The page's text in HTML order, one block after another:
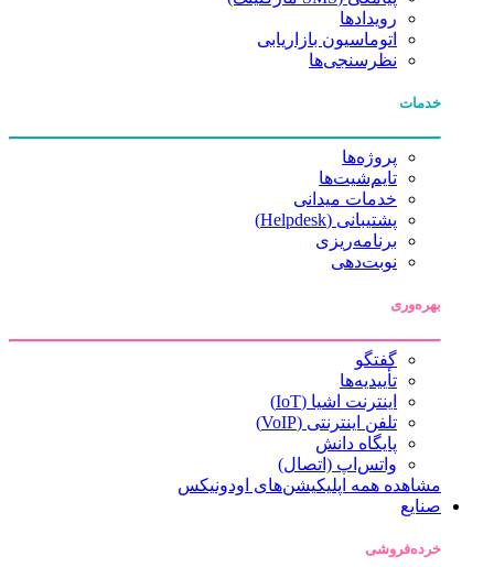
رویدادها
اتوماسیون بازاریابی
نظرسنجی‌ها
خدمات
پروژه‌ها
تایم‌شیت‌ها
خدمات میدانی
پشتیبانی (Helpdesk)
برنامه‌ریزی
نوبت‌دهی
بهره‌وری
گفتگو
تأییدیه‌ها
اینترنت اشیا (IoT)
تلفن اینترنتی (VoIP)
پایگاه دانش
واتس‌اپ (اتصال)
مشاهده همه اپلیکیشن‌های اودونیکس
صنایع
خرده‌فروشی